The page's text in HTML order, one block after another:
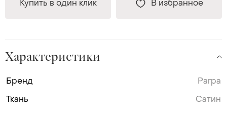
Купить в один клик В избранное
Характеристики
Бренд Parpa
Ткань Сатин